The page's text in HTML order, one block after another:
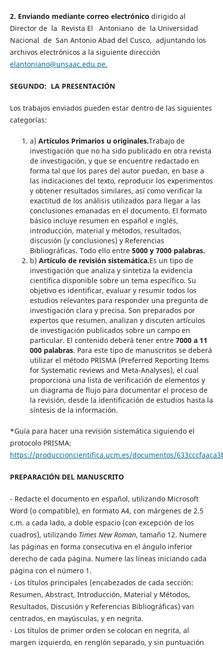
2. Enviando mediante correo electrónico dirigido al
Director de la Revista El Antoniano de la Universidad
Nacional de San Antonio Abad del Cusco, adjuntando los
archivos electrónicos a la siguiente dirección
elantoniano@unsaac.edu.pe.
SEGUNDO: LA PRESENTACIÓN
Los trabajos enviados pueden estar dentro de las siguientes
categorías:
a) Artículos Primarios u originales.Trabajo de
investigación que no ha sido publicado en otra revista
de investigación, y que se encuentre redactado en
forma tal que los pares del autor puedan, en base a
las indicaciones del texto, reproducir los experimentos
y obtener resultados similares, así como verificar la
exactitud de los análisis utilizados para llegar a las
conclusiones emanadas en el documento. El formato
básico incluye resumen en español e inglés,
introducción, material y métodos, resultados,
discusión (y conclusiones) y Referencias
Bibliográficas. Todo ello entre 5000 y 7000 palabras.
b) Artículo de revisión sistemática.Es un tipo de
investigación que analiza y sintetiza la evidencia
científica disponible sobre un tema específico. Su
objetivo es identificar, evaluar y resumir todos los
estudios relevantes para responder una pregunta de
investigación clara y precisa. Son preparados por
expertos que resumen, analizan y discuten artículos
de investigación publicados sobre un campo en
particular. El contenido deberá tener entre 7000 a 11
000 palabras. Para este tipo de manuscritos se deberá
utilizar el método PRISMA (Preferred Reporting Items
for Systematic reviews and Meta-Analyses), el cual
proporciona una lista de verificación de elementos y
un diagrama de flujo para documentar el proceso de
la revisión, desde la identificación de estudios hasta la
síntesis de la información.
*Guía para hacer una revisión sistemática siguiendo el
protocolo PRISMA:
https://produccioncientifica.ucm.es/documentos/
PREPARACIÓN DEL MANUSCRITO
- Redacte el documento en español, utilizando Microsoft
Word (o compatible), en formato A4, con márgenes de 2.5
c.m. a cada lado, a doble espacio (con excepción de los
cuadros), utilizando Times New Roman, tamaño 12. Numere
las páginas en forma consecutiva en el ángulo inferior
derecho de cada página. Numere las líneas iniciando cada
página con el número 1.
- Los títulos principales (encabezados de cada sección:
Resumen, Abstract, Introducción, Material y Métodos,
Resultados, Discusión y Referencias Bibliográficas) van
centrados, en mayúsculas, y en negrita.
- Los títulos de primer orden se colocan en negrita, al
margen izquierdo, en renglón separado, y sin puntuación